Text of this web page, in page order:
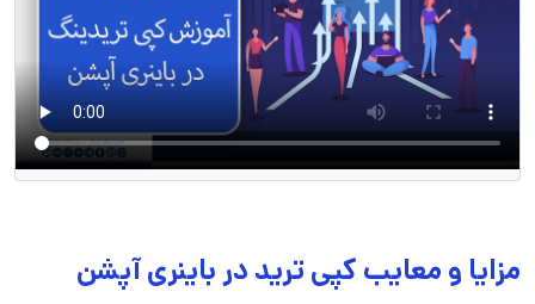
مزایا و معایب کپی ترید در باینری آپشن